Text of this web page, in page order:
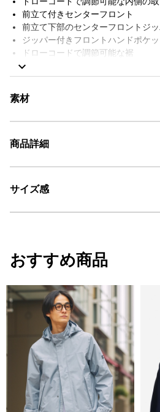
前立て付きセンターフロント
前立て下部のセンターフロントジ
ジッパー付きフロントハンドポケッ
ドローコードで調節可能な裾
スナップボタン留めの袖口
左内側にジッパー付きポケット1つ
左袖にAIGLEのシグネチャーバッジ
収納袋付き
素材
AIGLE for tomorrow
タンブル乾燥が可能、低温乾燥
脱水後、つり干し乾燥がよい。
アイロン仕上げ処理はできない。
ドライクリーニング処理ができ
ウェットクリーニング処理がで
商品詳細
・色：オジエ (003)
サイズ感
サイズ
XS 69.5
S 71.5
M 73.5
L 75.5
XL 77.5
おすすめ商品